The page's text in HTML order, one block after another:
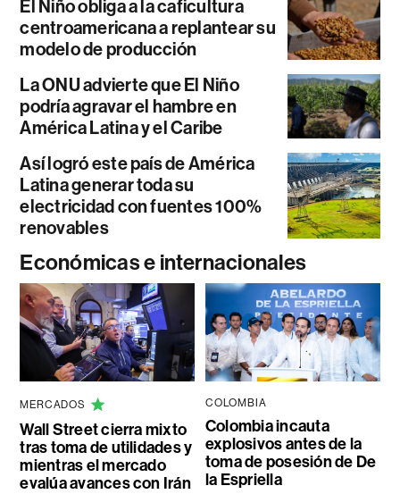
El Niño obliga a la caficultura
centroamericana a replantear su
modelo de producción
La ONU advierte que El Niño
podría agravar el hambre en
América Latina y el Caribe
Así logró este país de América
Latina generar toda su
electricidad con fuentes 100%
renovables
Económicas e internacionales
MERCADOS
Wall Street cierra mixto
tras toma de utilidades y
mientras el mercado
evalúa avances con Irán
COLOMBIA
Colombia incauta
explosivos antes de la
toma de posesión de De
la Espriella